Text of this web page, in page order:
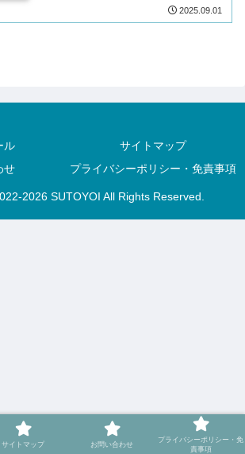
2025.09.01
ル
サイトマップ
せ
プライバシーポリシー・免責事項
2026 SUTOYOI All Rights Reserved.
サイトマップ お問い合わせ
プライバシーポリシー・免
責事項